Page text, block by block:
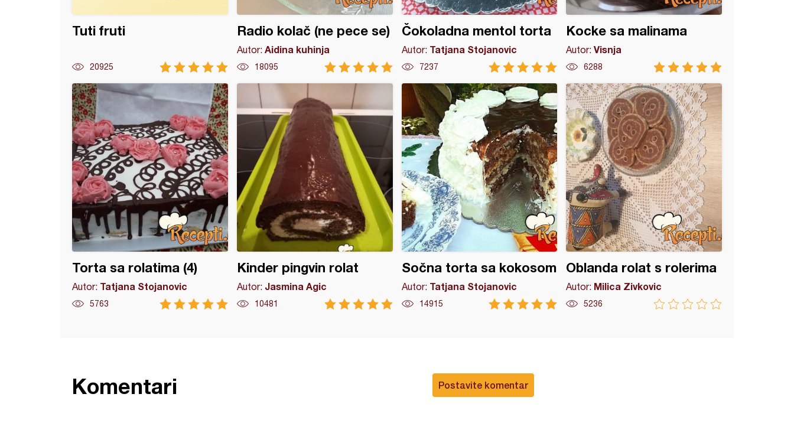
Tuti fruti
20925
Radio kolač (ne pece se)
Autor: Aidina kuhinja
18095
Čokoladna mentol torta
Autor: Tatjana Stojanovic
7237
Kocke sa malinama
Autor:Visnja
6288
Torta sa rolatima (4)
Autor: Tatjana Stojanovic
5763
Kinder pingvin rolat
Autor: Jasmina Agic
10481
Sočna torta sa kokosom
Autor: Tatjana Stojanovic
14915
Oblanda rolat s rolerima
Autor: Milica Zivkovic
5236
rolat s rolerima
Postavite komentar
Komentari